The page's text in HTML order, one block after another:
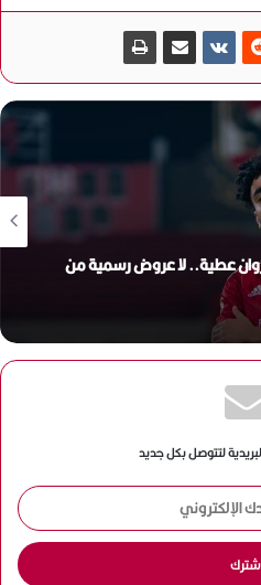
عطية.. لا عروض رسمية من
لتتوصل بكل جديد